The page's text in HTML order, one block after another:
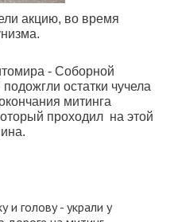
акцию, во время
- Соборной
остатки чучела
митинга
проходил на этой
и голову - украли у